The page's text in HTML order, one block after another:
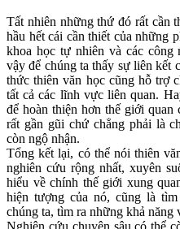
Tất nhiên những thứ đó rất cần
hầu hết cái cần thiết của những
khoa học tự nhiên và các
vậy để chúng ta thấy sự liên kết
thức thiên văn học cũng hỗ trợ
tất cả các lĩnh vực liên quan.
để hoàn thiện hơn thế giới
rất gần gũi chứ chẳng phải là
còn ngộ nhận.
Tổng kết lại, có thể nói thiên
nghiên cứu rộng nhất, xuyên
hiểu về chính thế giới xung
hiện tượng của nó, cũng là
chúng ta, tìm ra những khả
Nghiên cứu chuyên sâu có thể